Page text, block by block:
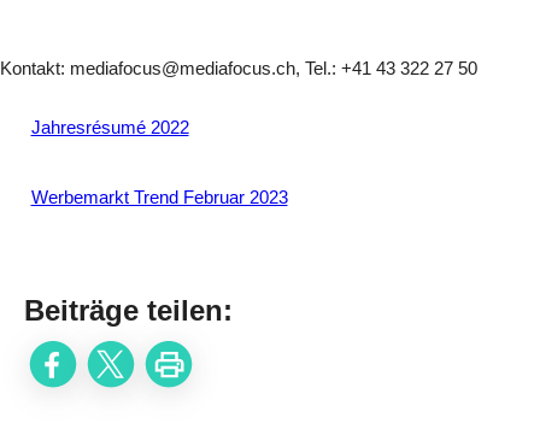
Kontakt: mediafocus@mediafocus.ch, Tel.: +41 43 322 27 50
Jahresrésumé 2022
Werbemarkt Trend Februar 2023
Beiträge teilen: